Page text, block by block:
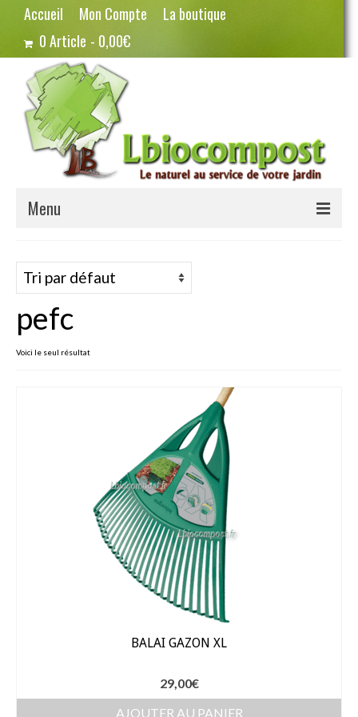
Accueil Mon Compte
La boutique
0 Article
0,00€
Menu
Potager – Graines
Haricots
Pois
Oignons – Ail – Echalotte
Graines en Sachets
Aromatiques
Bio
Fraicheurs d’Antan
Bulbes – Graines fleurs
pefc
Voici le seul résultat
BALAI GAZON XL
29,00€
AJOUTER AU PANIER